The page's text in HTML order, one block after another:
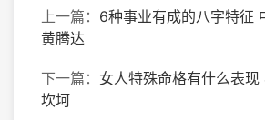
上一篇： 6种事业有成的八字特征
黄腾达
下一篇： 女人特殊命格有什么表
坎坷